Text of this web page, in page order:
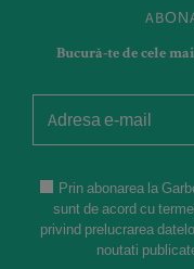
Bucură-te de cele
Prin abonarea la
sunt de acord cu
privind prelucrarea
noutati